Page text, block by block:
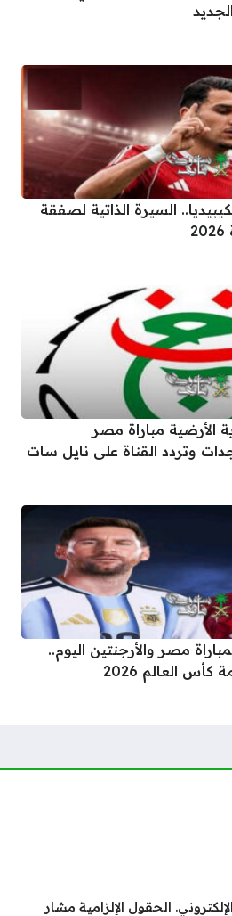
السيرة الذاتية لصفقة
الأرضية مباراة مصر
وتردد القناة على نايل سات
مصر والأرجنتين اليوم..
العالم 2026
الحقول الإلزامية مشار